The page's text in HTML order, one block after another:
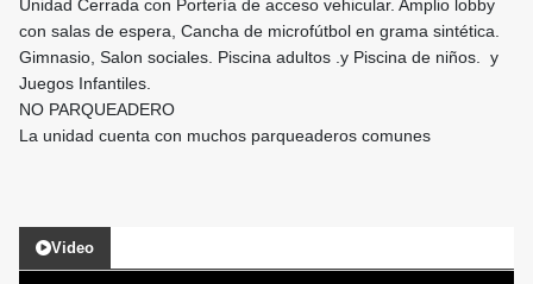
Unidad Cerrada con Portería de acceso vehicular. Amplio lobby
con salas de espera, Cancha de microfútbol en grama sintética.
Gimnasio, Salon sociales. Piscina adultos .y Piscina de niños. y
Juegos Infantiles.
NO PARQUEADERO
La unidad cuenta con muchos parqueaderos comunes
Video